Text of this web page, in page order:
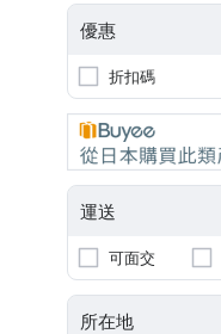
優惠
折扣碼
運送
可面交
所在地